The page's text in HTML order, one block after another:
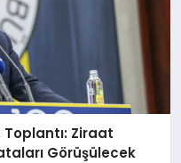
Ziraat
Görüşülecek